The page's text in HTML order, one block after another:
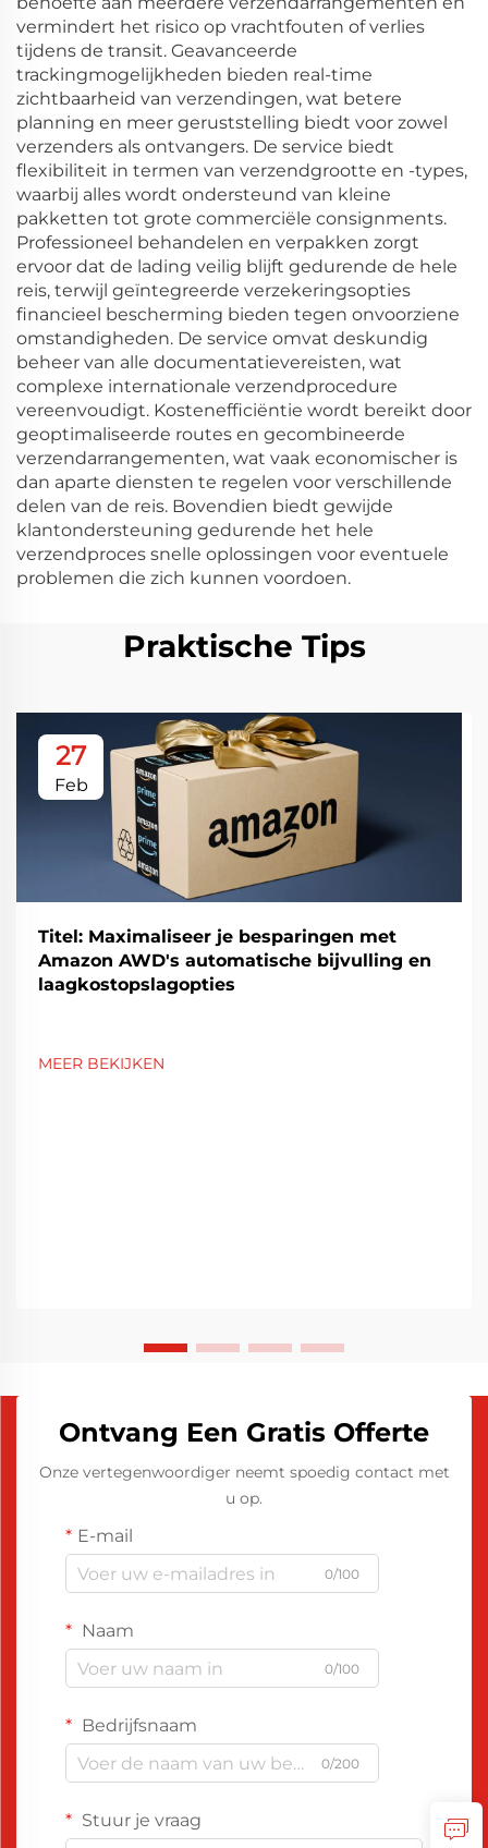
vermindert het risico op vrachtfouten of verlies
tijdens de transit. Geavanceerde
trackingmogelijkheden bieden real-time
zichtbaarheid van verzendingen, wat betere
planning en meer geruststelling biedt voor zowel
verzenders als ontvangers. De service biedt
flexibiliteit in termen van verzendgrootte en -types,
waarbij alles wordt ondersteund van kleine
pakketten tot grote commerciële consignments.
Professioneel behandelen en verpakken zorgt
ervoor dat de lading veilig blijft gedurende de hele
reis, terwijl geïntegreerde verzekeringsopties
financieel bescherming bieden tegen onvoorziene
omstandigheden. De service omvat deskundig
beheer van alle documentatievereisten, wat
complexe internationale verzendprocedure
vereenvoudigt. Kostenefficiëntie wordt bereikt door
geoptimaliseerde routes en gecombineerde
verzendarrangementen, wat vaak economischer is
dan aparte diensten te regelen voor verschillende
delen van de reis. Bovendien biedt gewijde
klantondersteuning gedurende het hele
verzendproces snelle oplossingen voor eventuele
problemen die zich kunnen voordoen.
Praktische Tips
27
Feb
Titel: Maximaliseer je besparingen met
Amazon AWD's automatische bijvulling en
laagkostopslagopties
MEER BEKIJKEN
Ontvang Een Gratis Offerte
Onze vertegenwoordiger neemt spoedig contact met
u op.
E-mail
0/100
Naam
0/100
Bedrijfsnaam
0/200
Stuur je vraag